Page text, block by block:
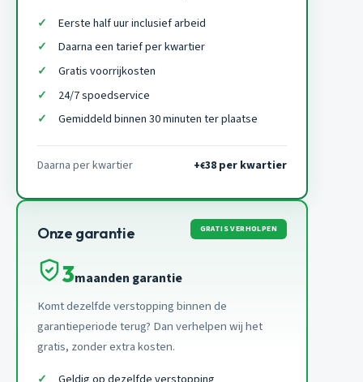
Eerste half uur inclusief arbeid
Daarna een tarief per kwartier
Gratis voorrijkosten
24/7 spoedservice
Gemiddeld binnen 30 minuten ter plaatse
Daarna per kwartier +€38 per kwartier
Onze garantie GRATIS VERHOLPEN
3maanden garantie
Komt dezelfde verstopping binnen de
garantieperiode terug? Dan verhelpen wij het
gratis, zonder extra kosten.